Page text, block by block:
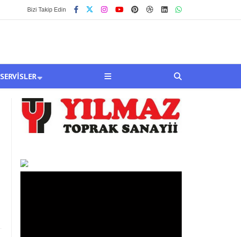
Bizi Takip Edin
SERVISLER